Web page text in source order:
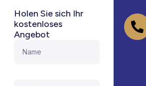
Holen Sie sich Ihr
kostenloses
Angebot